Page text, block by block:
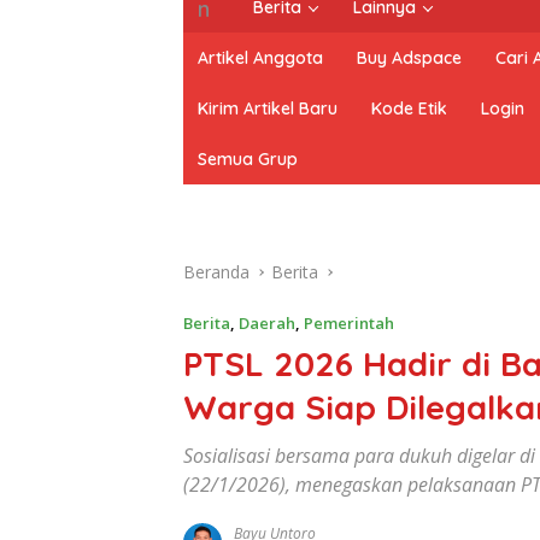
Berita Lainnya
Artikel Anggota Buy Adspace Cari
Kirim Artikel Baru Kode Etik Login
Semua Grup
Beranda Berita
Berita, Daerah, Pemerintah
PTSL 2026 Hadir di
Warga Siap
Sosialisasi bersama para dukuh digelar
(22/1/2026), menegaskan pelaksanaan
Bayu Untoro